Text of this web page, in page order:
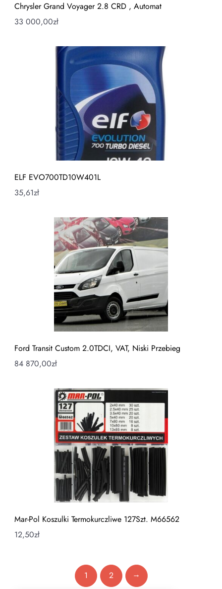
Chrysler Grand Voyager 2.8 CRD , Automat
33 000,00zł
ELF EVO700TD10W401L
35,61zł
Ford Transit Custom 2.0TDCI, VAT, Niski Przebieg
84 870,00zł
Mar-Pol Koszulki Termokurczliwe 127Szt. M66562
12,50zł
1 2 →